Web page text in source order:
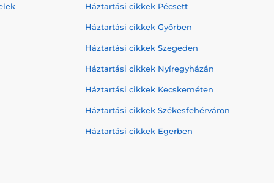
Háztartási cikkek Pécsett
Háztartási cikkek Győrben
Háztartási cikkek Szegeden
Háztartási cikkek Nyíregyházán
Háztartási cikkek Kecskeméten
Háztartási cikkek Székesfehérváron
Háztartási cikkek Egerben